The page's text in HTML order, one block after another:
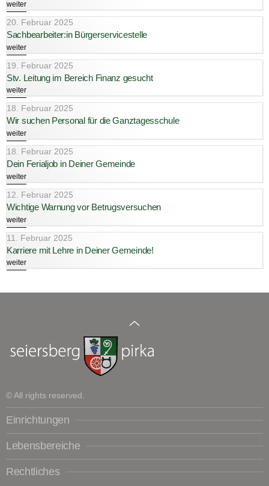
weiter
20. Februar 2025
Sachbearbeiter:in Bürgerservicestelle
weiter
19. Februar 2025
Stv. Leitung im Bereich Finanz gesucht
weiter
18. Februar 2025
Wir suchen Personal für die Ganztagesschule
weiter
18. Februar 2025
Dein Ferialjob in Deiner Gemeinde
weiter
12. Februar 2025
Wichtige Warnung vor Betrugsversuchen
weiter
11. Februar 2025
Karriere mit Lehre in Deiner Gemeinde!
weiter
© All rights reserved.
Einrichtungen
Lebensbereiche
Rechtliches